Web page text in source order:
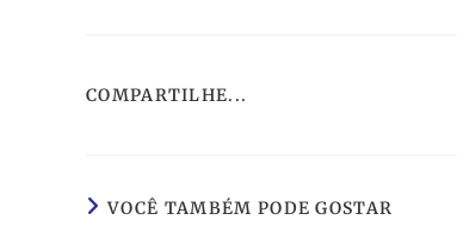
COMPARTILHE...
VOCÊ TAMBÉM PODE GOSTAR